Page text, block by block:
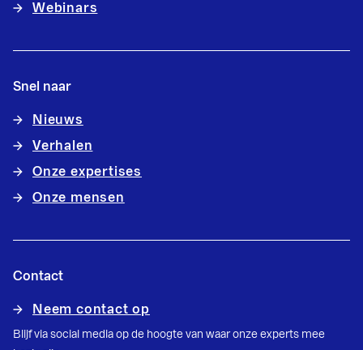
Webinars
Snel naar
Nieuws
Verhalen
Onze expertises
Onze mensen
Contact
Neem contact op
Blijf via social media op de hoogte van waar onze experts mee